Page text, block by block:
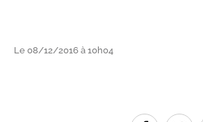
Le 08/12/2016 à 10h04